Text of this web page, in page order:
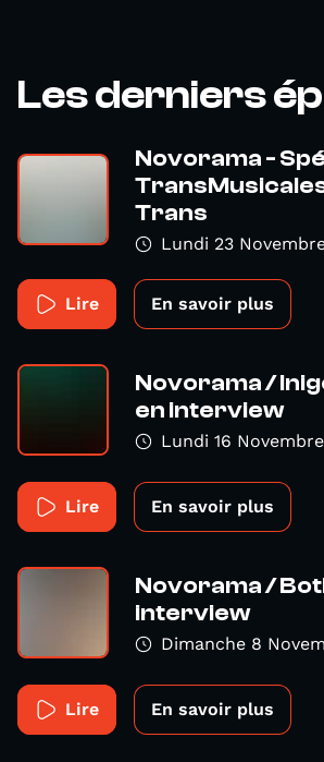
Les derniers
Novorama -
Trans
Lundi 23
Lire En savoir plus
Novorama /
en interview
Lundi 16
Lire En savoir plus
Novorama /
interview
Dimanche 8
Lire En savoir plus